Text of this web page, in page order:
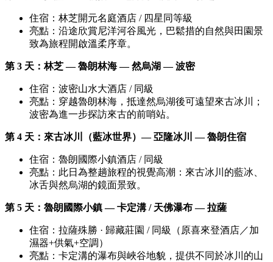
住宿：林芝開元名庭酒店 / 四星同等級
亮點：沿途欣賞尼洋河谷風光，巴鬆措的自然與田園景
致為旅程開啟溫柔序章。
第 3 天：林芝 — 魯朗林海 — 然烏湖 — 波密
住宿：波密山水大酒店 / 同級
亮點：穿越魯朗林海，抵達然烏湖後可遠望來古冰川；
波密為進一步探訪來古的前哨站。
第 4 天：來古冰川（藍冰世界）— 亞隆冰川 — 魯朗住宿
住宿：魯朗國際小鎮酒店 / 同級
亮點：此日為整趟旅程的視覺高潮：來古冰川的藍冰、
冰舌與然烏湖的鏡面景致。
第 5 天：魯朗國際小鎮 — 卡定溝 / 天佛瀑布 — 拉薩
住宿：拉薩殊勝 · 歸藏莊園 / 同級（原喜來登酒店／加
濕器+供氣+空調）
亮點：卡定溝的瀑布與峽谷地貌，提供不同於冰川的山